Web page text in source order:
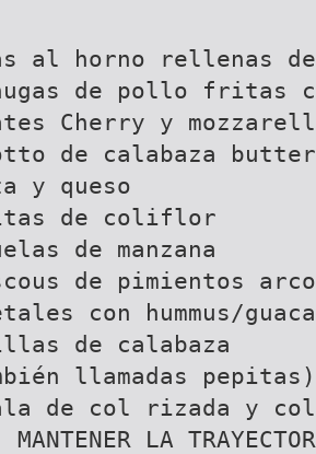
al horno rellenas
de pollo fritas
Cherry y
de calabaza
y queso
de coliflor
de manzana
de pimientos
con hummus/
de calabaza
llamadas pepitas)
de col rizada y
LA